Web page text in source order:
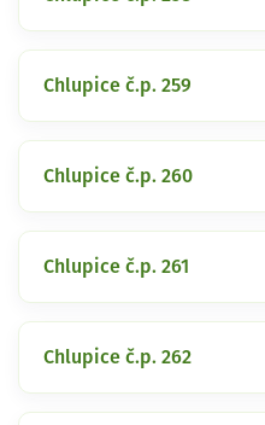
Chlupice č.p. 259
Chlupice č.p. 260
Chlupice č.p. 261
Chlupice č.p. 262